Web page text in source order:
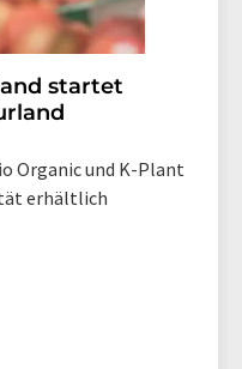
startet
Organic und K-Plant
erhältlich